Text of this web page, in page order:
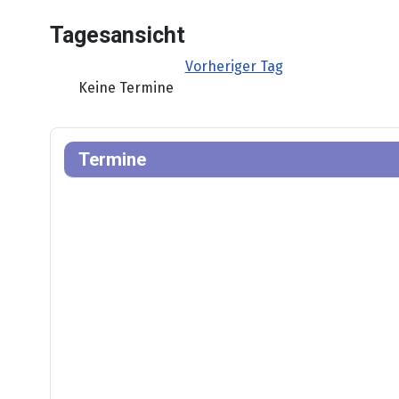
Tagesansicht
Vorheriger Tag
Keine Termine
Termine